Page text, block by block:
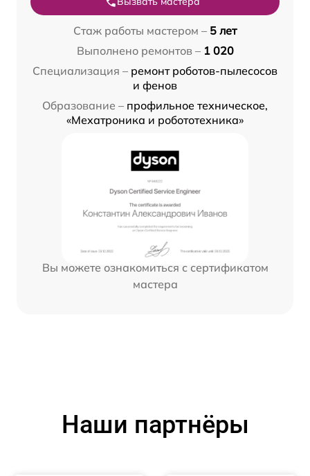
Стаж работы мастером – 5 лет
Выполнено ремонтов – 1 020
Специализация – ремонт роботов-пылесосов
и фенов
Образование – профильное техническое,
«Мехатроника и робототехника»
Вы можете ознакомиться с сертификатом
мастера
Наши партнёры